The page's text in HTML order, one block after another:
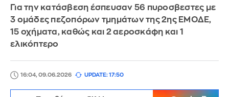
Για την κατάσβεση έσπευσαν 56 πυροσβεστες με
3 ομάδες πεζοπόρων τμημάτων της 2ης ΕΜΟΔΕ,
15 οχήματα, καθώς και 2 αεροσκάφη και 1
ελικόπτερο
16:04, 09.06.2026 UPDATE: 17:50